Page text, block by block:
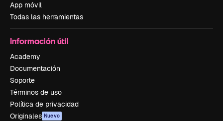
App móvil
Todas las herramientas
Información útil
Academy
Documentación
Soporte
Términos de uso
Política de privacidad
Originales Nuevo